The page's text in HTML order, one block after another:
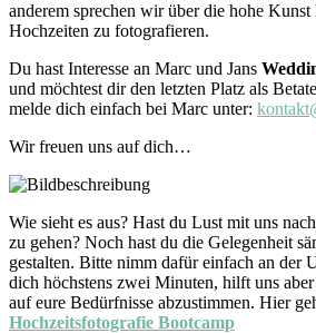
anderem sprechen wir über die hohe
Hochzeiten zu fotografieren.
Du hast Interesse an Marc und Jans
und möchtest dir den letzten Platz als
melde dich einfach bei Marc unter:
Wir freuen uns auf dich…
Wie sieht es aus? Hast du Lust mit uns nach
zu gehen? Noch hast du die Gelegenheit
gestalten. Bitte nimm dafür einfach an der
dich höchstens zwei Minuten, hilft uns
auf eure Bedürfnisse abzustimmen. Hier
Hochzeitsfotografie Bootcamp